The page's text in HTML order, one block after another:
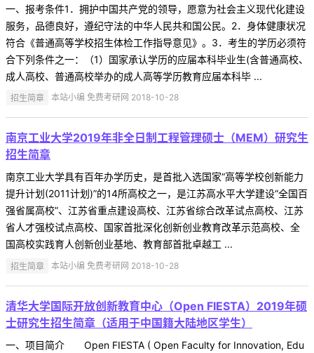
一、报考条件1．拥护中国共产党的领导，愿意为社会主义现代化建设
服务，品德良好，遵纪守法的中华人民共和国公民。2．身体健康状况
符合《普通高等学校招生体检工作指导意见》。3．考生的学历必须符
合下列条件之一：（1）国家承认学历的应届本科毕业生(含普通高校、
成人高校、普通高校举办的成人高等学历教育应届本科毕 ...
招生简章 本站小编 免费考研网 2018-10-28
南京工业大学2019年非全日制工程管理硕士（MEM）研究生
招生简章
南京工业大学具有百年办学历史，是首批入选国家“高等学校创新能力
提升计划(2011计划)”的14所高校之一，是江苏高水平大学建设“全国百
强省属高校”、江苏省重点建设高校、江苏省综合改革试点高校、江苏
省人才强校试点高校、国家首批深化创新创业教育改革示范高校、全
国高校实践育人创新创业基地、教育部首批卓越工 ...
招生简章 本站小编 免费考研网 2018-10-28
清华大学国际开放创新教育中心（Open FIESTA）2019年硕
士研究生招生简章（适用于中国籍大陆地区学生）
一、项目简介 Open FIESTA ( Open Faculty for Innovation, Edu